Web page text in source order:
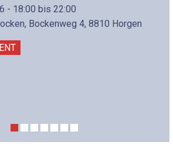
- 18:00 bis 22:00
Bockenweg 4, 8810 Horgen